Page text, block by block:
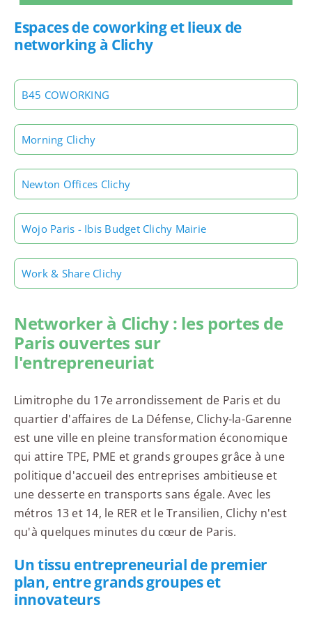
Espaces de coworking et lieux de
networking à Clichy
B45 COWORKING
Morning Clichy
Newton Offices Clichy
Wojo Paris - Ibis Budget Clichy Mairie
Work & Share Clichy
Networker à Clichy : les portes de
Paris ouvertes sur
l'entrepreneuriat
Limitrophe du 17e arrondissement de Paris et du
quartier d'affaires de La Défense, Clichy-la-Garenne
est une ville en pleine transformation économique
qui attire TPE, PME et grands groupes grâce à une
politique d'accueil des entreprises ambitieuse et
une desserte en transports sans égale. Avec les
métros 13 et 14, le RER et le Transilien, Clichy n'est
qu'à quelques minutes du cœur de Paris.
Un tissu entrepreneurial de premier
plan, entre grands groupes et
innovateurs